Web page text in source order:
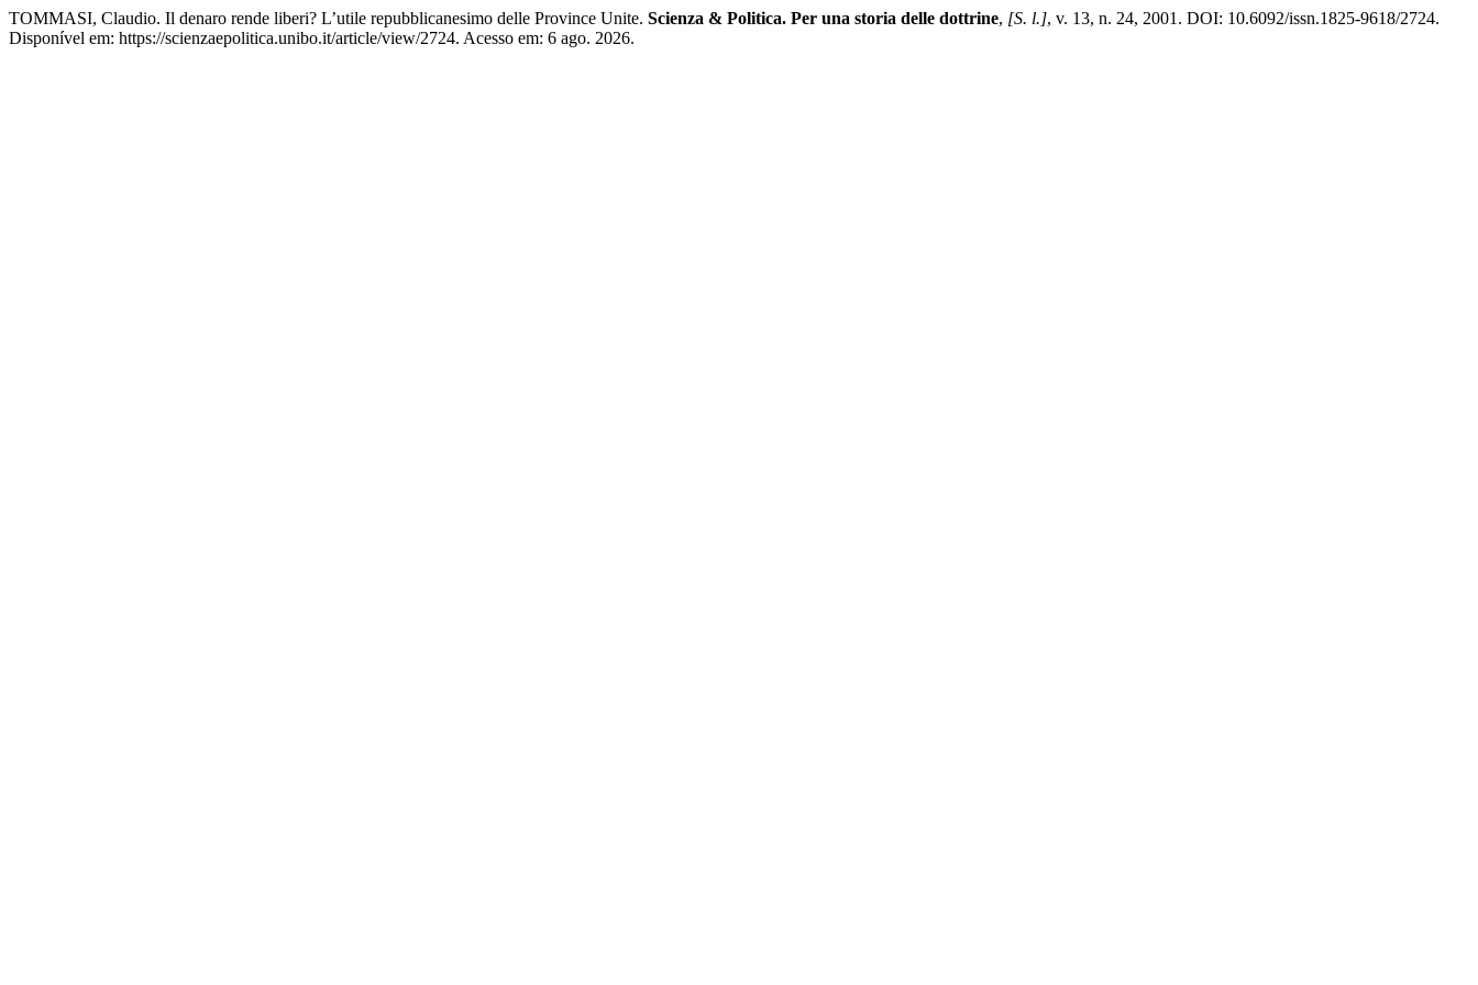
TOMMASI, Claudio. Il denaro rende liberi? L’utile repubblicanesimo delle Province Unite. Scienza & Politica. Per una storia delle dottrine, [S. l.], v. 13, n. 24, 2001. DOI: 10.6092/issn.1825-9618/2724.
Disponível em: https://scienzaepolitica.unibo.it/article/view/2724. Acesso em: 6 ago. 2026.